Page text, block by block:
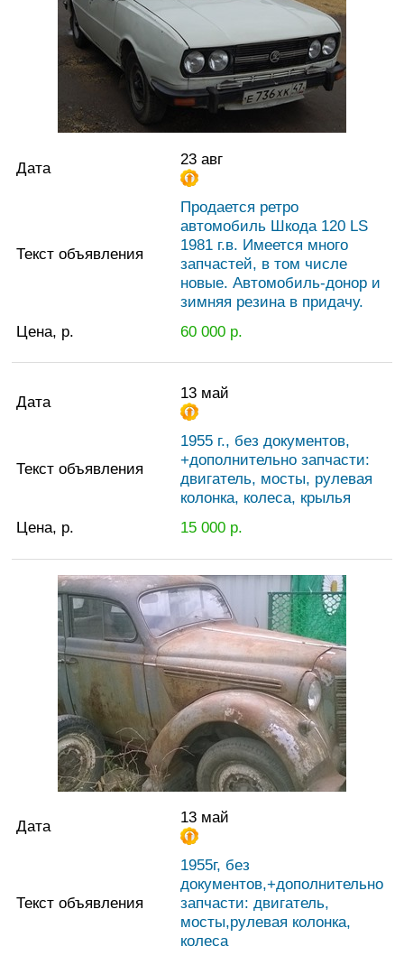
Дата 23 авг
Текст объявления
Продается ретро
автомобиль Шкода 120 LS
1981 г.в. Имеется много
запчастей, в том числе
новые. Автомобиль-донор и
зимняя резина в придачу.
Цена, р.
60 000р.
Дата 13 май
Текст объявления
1955 г., без документов,
+дополнительно запчасти:
двигатель, мосты, рулевая
колонка, колеса, крылья
Цена, р.
15 000р.
Дата 13 май
Текст объявления
1955г, без
документов,+дополнительно
запчасти: двигатель,
мосты,рулевая колонка,
колеса